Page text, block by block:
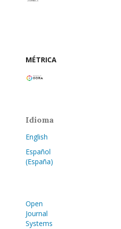
MÉTRICA
Idioma
English
Español
(España)
Open
Journal
Systems